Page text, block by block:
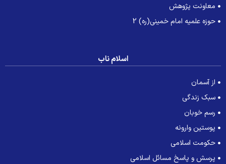
معاونت پژوهش
حوزه علمیه امام خمینی(ره) 2
اسلام ناب
از آسمان
سبک زندگی
رسم خوبان
پوستین وارونه
حکومت اسلامی
پرسش و پاسخ مسائل اسلامی